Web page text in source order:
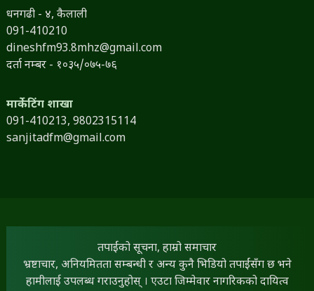
धनगढी - ४, कैलाली
091-410210
dineshfm93.8mhz@gmail.com
दर्ता नम्बर - १०३५/०७५-७६
मार्केटिंग शाखा
091-410213, 9802315114
sanjitadfm@gmail.com
तपाईंको सूचना, हाम्रो समाचार
भ्रष्टाचार, अनियमितता सम्बन्धी र अन्य कुनै भिडियो तपाईंसँग छ भने
हामीलाई उपलब्ध गराउनुहोस् । एउटा जिम्मेवार नागरिकको दायित्व